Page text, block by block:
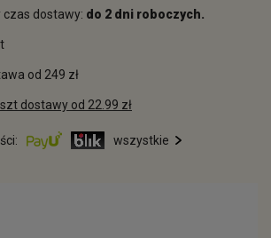
dostawy: do 2 dni roboczych.
od 249 zł
dostawy od 22.99 zł
wszystkie